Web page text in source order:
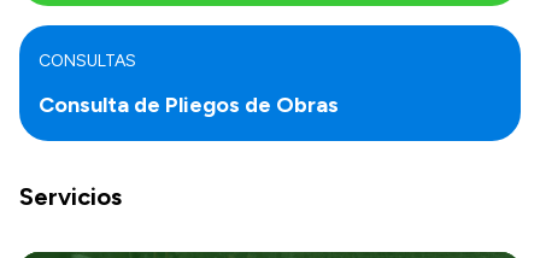
Consulta de Pliegos de Obras
CONSULTAS
Servicios